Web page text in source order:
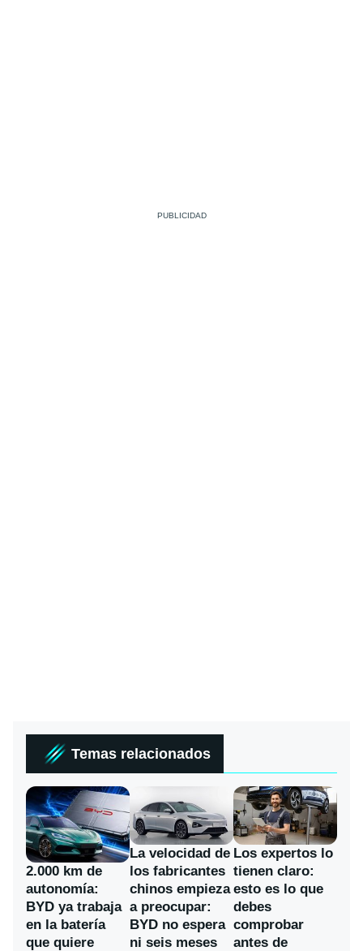
Temas relacionados
2.000 km de
autonomía:
BYD ya trabaja
en la batería
que quiere
La velocidad de
los fabricantes
chinos empieza
a preocupar:
BYD no espera
ni seis meses
Los expertos lo
tienen claro:
esto es lo que
debes
comprobar
antes de